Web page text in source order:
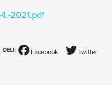
2021.pdf
DELI: Facebook Twitter